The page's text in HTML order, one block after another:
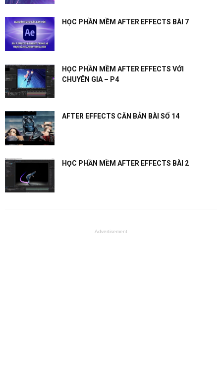
HỌC PHẦN MỀM AFTER EFFECTS BÀI 7
HỌC PHẦN MỀM AFTER EFFECTS VỚI
CHUYÊN GIA – P4
AFTER EFFECTS CĂN BẢN BÀI SỐ 14
HỌC PHẦN MỀM AFTER EFFECTS BÀI 2
Advertisement